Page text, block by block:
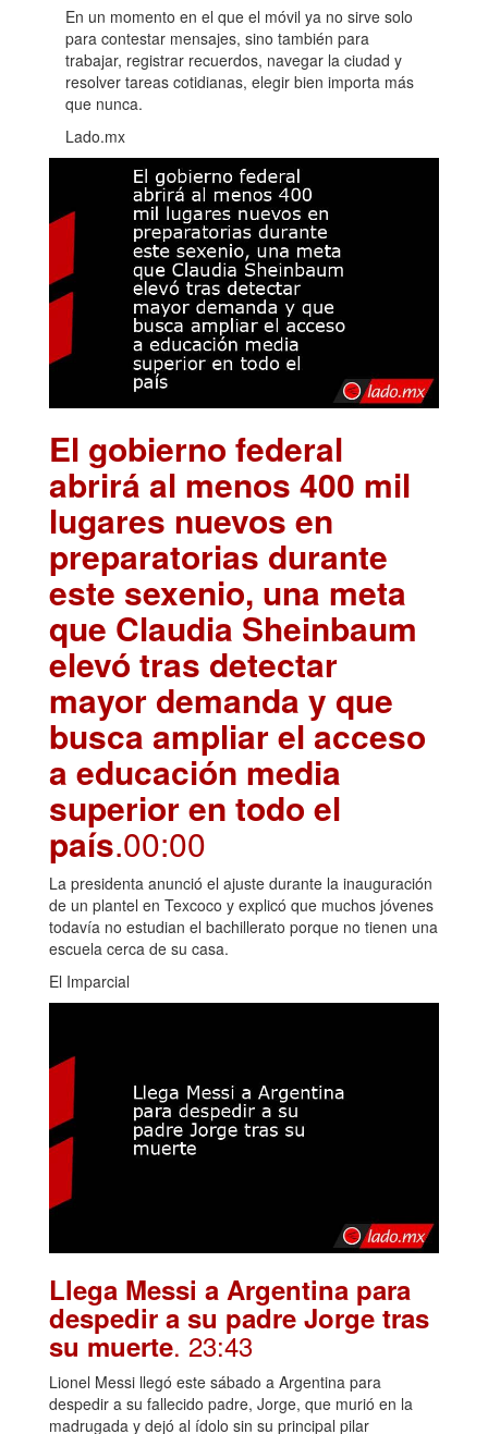
En un momento en el que el móvil ya no sirve solo
para contestar mensajes, sino también para
trabajar, registrar recuerdos, navegar la ciudad y
resolver tareas cotidianas, elegir bien importa más
que nunca.
Lado.mx
El gobierno federal
abrirá al menos 400 mil
lugares nuevos en
preparatorias durante
este sexenio, una meta
que Claudia Sheinbaum
elevó tras detectar
mayor demanda y que
busca ampliar el acceso
a educación media
superior en todo el
país.00:00
La presidenta anunció el ajuste durante la inauguración
de un plantel en Texcoco y explicó que muchos jóvenes
todavía no estudian el bachillerato porque no tienen una
escuela cerca de su casa.
El Imparcial
Llega Messi a Argentina para
despedir a su padre Jorge tras
su muerte. 23:43
Lionel Messi llegó este sábado a Argentina para
despedir a su fallecido padre, Jorge, que murió en la
madrugada y dejó al ídolo sin su principal pilar